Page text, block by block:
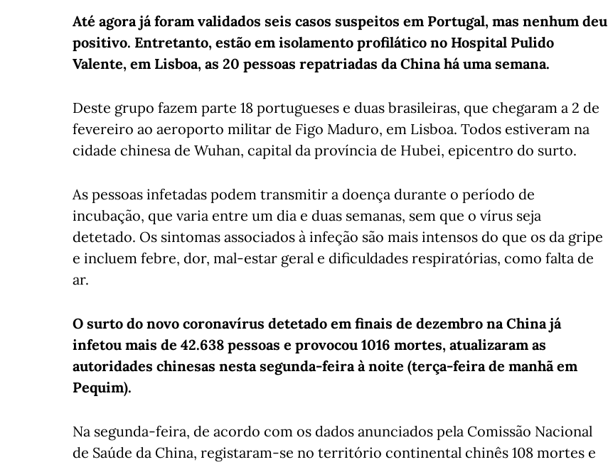
Até agora já foram validados seis casos suspeitos em Portugal, mas nenhum deu
positivo. Entretanto, estão em isolamento profilático no Hospital Pulido
Valente, em Lisboa, as 20 pessoas repatriadas da China há uma semana.
Deste grupo fazem parte 18 portugueses e duas brasileiras, que chegaram a 2 de
fevereiro ao aeroporto militar de Figo Maduro, em Lisboa. Todos estiveram na
cidade chinesa de Wuhan, capital da província de Hubei, epicentro do surto.
As pessoas infetadas podem transmitir a doença durante o período de
incubação, que varia entre um dia e duas semanas, sem que o vírus seja
detetado. Os sintomas associados à infeção são mais intensos do que os da gripe
e incluem febre, dor, mal-estar geral e dificuldades respiratórias, como falta de
ar.
O surto do novo coronavírus detetado em finais de dezembro na China já
infetou mais de 42.638 pessoas e provocou 1016 mortes, atualizaram as
autoridades chinesas nesta segunda-feira à noite (terça-feira de manhã em
Pequim).
Na segunda-feira, de acordo com os dados anunciados pela Comissão Nacional
de Saúde da China, registaram-se no território continental chinês 108 mortes e